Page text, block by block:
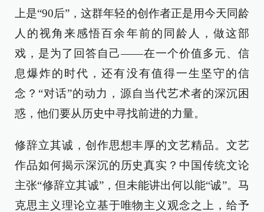
上是“90后”，这群年轻的创作者正是用今天同龄
人的视角来感悟百余年前的同龄人，做这部
戏，是为了回答自己——在一个价值多元、信
息爆炸的时代，还有没有值得一生坚守的信
念？“对话”的动力，源自当代艺术者的深沉困
惑，他们要从历史中寻找前进的力量。
修辞立其诚，创作思想丰厚的文艺精品。文艺
作品如何揭示深沉的历史真实？中国传统文论
主张“修辞立其诚”，但未能讲出何以能“诚”。马
克思主义理论立基于唯物主义观念之上，给予